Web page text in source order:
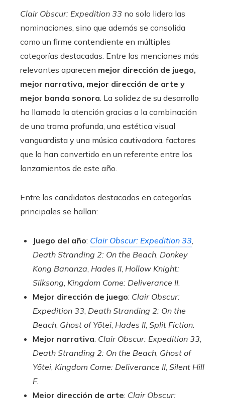
Clair Obscur: Expedition 33 no solo lidera las
nominaciones, sino que además se consolida
como un firme contendiente en múltiples
categorías destacadas. Entre las menciones más
relevantes aparecen mejor dirección de juego,
mejor narrativa, mejor dirección de arte y
mejor banda sonora . La solidez de su desarrollo
ha llamado la atención gracias a la combinación
de una trama profunda, una estética visual
vanguardista y una música cautivadora, factores
que lo han convertido en un referente entre los
lanzamientos de este año.
Entre los candidatos destacados en categorías
principales se hallan:
Juego del año: Clair Obscur: Expedition 33
Death Stranding 2: On the Beach Donkey
Kong Bananza Hades II Hollow Knight:
Silksong Kingdom Come: Deliverance II
Mejor dirección de juego: Clair Obscur:
Expedition 33 Death Stranding 2: On the
Beach Ghost of Yōtei Hades II Split Fiction
Mejor narrativa: Clair Obscur: Expedition 33
Death Stranding 2: On the Beach Ghost of
Yōtei Kingdom Come: Deliverance II Silent Hill
F.
Mejor dirección de arte: Clair Obscur: